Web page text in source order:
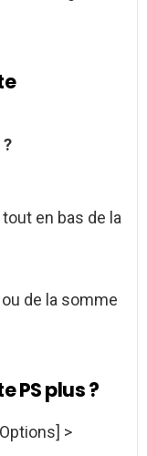
?
en bas de la
de la somme
PS plus ?
>